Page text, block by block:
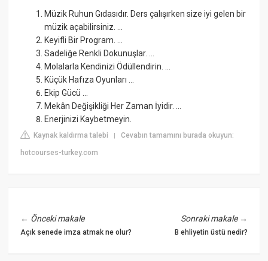
Müzik Ruhun Gıdasıdır. Ders çalışırken size iyi gelen bir
müzik açabilirsiniz. ...
Keyifli Bir Program. ...
Sadeliğe Renkli Dokunuşlar. ...
Molalarla Kendinizi Ödüllendirin. ...
Küçük Hafıza Oyunları ...
Ekip Gücü ...
Mekân Değişikliği Her Zaman İyidir. ...
Enerjinizi Kaybetmeyin.
Kaynak kaldırma talebi |Cevabın tamamını burada okuyun:
hotcourses-turkey.com
← Önceki makale
Açık senede imza atmak ne olur?
Sonraki makale→
B ehliyetin üstü nedir?